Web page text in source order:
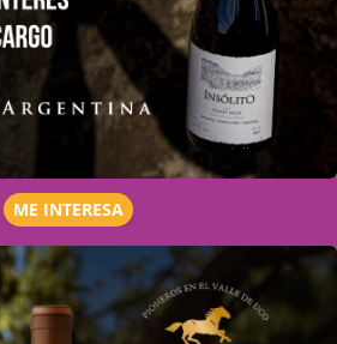
ME INTERESA